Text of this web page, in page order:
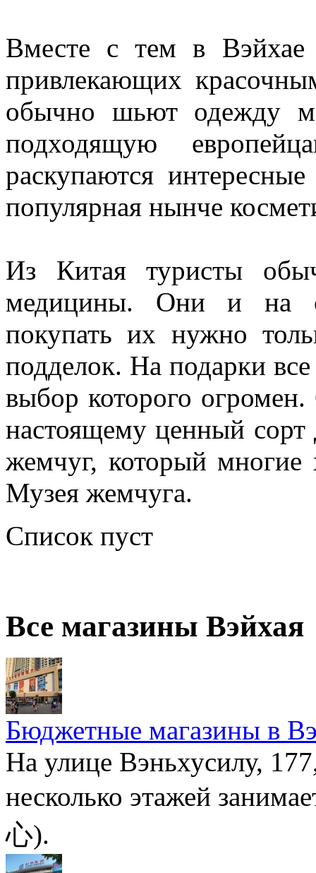
Вместе с тем в Вэйхае
привлекающих
обычно шьют одежду
подходящую
раскупаются
популярная нынче
Из Китая туристы
медицины. Они и на
покупать их нужно
подделок. На подарки
выбор которого
настоящему ценный
жемчуг, который многие
Музея жемчуга.
Список пуст
Все магазины Вэйхая
Бюджетные магазины в
На улице Вэньхусилу,
несколько этажей
心).